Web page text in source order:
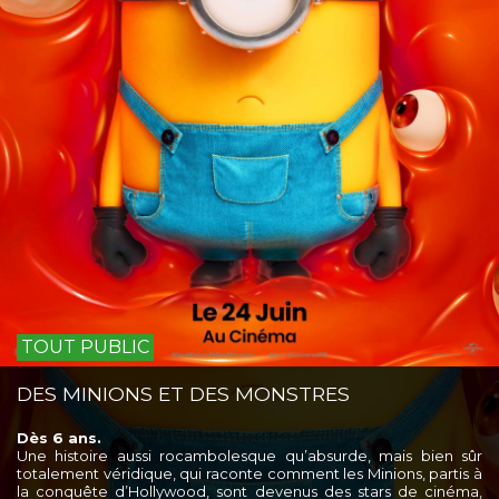
TOUT PUBLIC
DES MINIONS ET DES MONSTRES
Dès 6 ans.
Une histoire aussi rocambolesque qu’absurde, mais bien sûr
totalement véridique, qui raconte comment les Minions, partis à
la conquête d’Hollywood, sont devenus des stars de cinéma,